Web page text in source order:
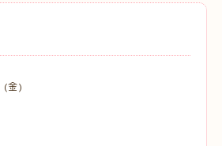
(金)